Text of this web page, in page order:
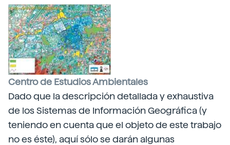
Centro de Estudios Ambientales
Dado que la descripción detallada y exhaustiva
de los Sistemas de Información Geográfica (y
teniendo en cuenta que el objeto de este trabajo
no es éste), aquí sólo se darán algunas